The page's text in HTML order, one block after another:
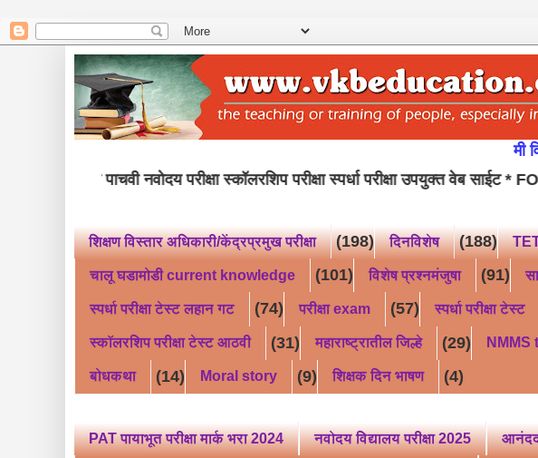
मी
इयत्ता पाचवी नवोदय परीक्षा स्कॉलरशिप परीक्षा स्पर्धा परीक्षा उपयुक्त
शिक्षण विस्तार अधिकारी/केंद्रप्रमुख परीक्षा (198) दिनविशेष (188)
चालू घडामोडी current knowledge (101) विशेष प्रश्नमंजुषा (91)
स्पर्धा परीक्षा टेस्ट लहान गट (74) परीक्षा exam (57) स्पर्धा परीक्षा टेस्ट
स्कॉलरशिप परीक्षा टेस्ट आठवी (31) महाराष्ट्रातील जिल्हे (29) NMMS
बोधकथा (14) Moral story (9) शिक्षक दिन भाषण (4)
PAT पायाभूत परीक्षा मार्क भरा 2024 नवोदय विद्यालय परीक्षा 2025